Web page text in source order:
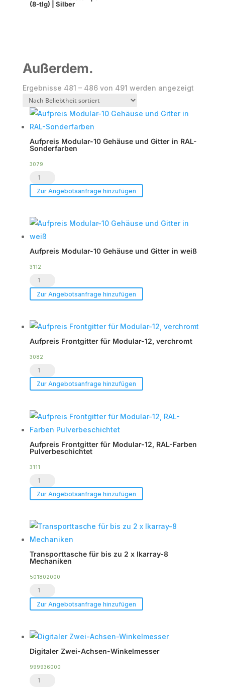
(8-tlg) | Silber
Außerdem.
Ergebnisse 481 – 486 von 491 werden angezeigtNach
Aufpreis Modular-10 Gehäuse und Gitter in RAL-
Sonderfarben
3079
Aufpreis
Modular-
Gehäuse
und
Gitter
in
RAL-
Sonderfarben
Menge
Zur Angebotsanfrage hinzufügen
Aufpreis Modular-10 Gehäuse und Gitter in weiß
3112
Aufpreis
Modular-
Gehäuse
und
Gitter
in
weiß
Menge
Zur Angebotsanfrage hinzufügen
Aufpreis Frontgitter für Modular-12, verchromt
3082
Aufpreis
Frontgitter
Modular-
12,
verchromt
Menge
Zur Angebotsanfrage hinzufügen
Aufpreis Frontgitter für Modular-12, RAL-Farben
Pulverbeschichtet
3111
Aufpreis
Frontgitter
Modular-
RAL-
Farben
Zur Angebotsanfrage hinzufügen
Transporttasche für bis zu 2 x Ikarray-8
Mechaniken
501802000
Transporttasche
für
zu
x
Ikarray-
Zur Angebotsanfrage hinzufügen
Digitaler Zwei-Achsen-Winkelmesser
999936000
Digitaler